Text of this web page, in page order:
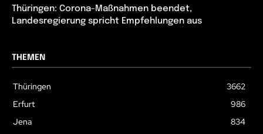
Thüringen: Corona-Maßnahmen beendet,
Landesregierung spricht Empfehlungen aus
THEMEN
Thüringen
3662
Erfurt
986
Jena
834